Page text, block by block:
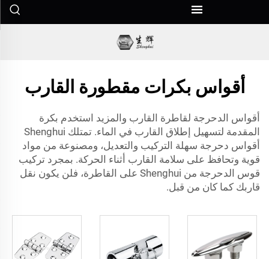
أقواس بكرات مقطورة القارب
أقواس الدحرجة لقاطرة القارب والمزيد استخدم بكرة
المقدمة لتسهيل إطلاق القارب في الماء. تمتلك Shenghui
أقواس دحرجة سهلة التركيب والتعديل، ومصنوعة من مواد
قوية وتحافظ على سلامة القارب أثناء الحركة. بمجرد تركيب
قوس الدحرجة من Shenghui على القاطرة، فلن يكون نقل
قاربك كما كان من قبل.